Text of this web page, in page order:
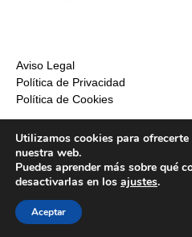
Aviso Legal
Política de Privacidad
Política de Cookies
Utilizamos cookies para
nuestra web.
Puedes aprender más sobre qué
desactivarlas en los ajustes.
Aceptar